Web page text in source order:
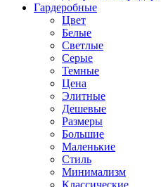
Гардеробные
Цвет
Белые
Светлые
Серые
Темные
Цена
Элитные
Дешевые
Размеры
Большие
Маленькие
Стиль
Минимализм
Классические